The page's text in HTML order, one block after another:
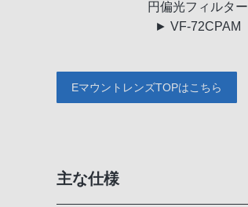
円偏光フィルター
► VF-72CPAM
EマウントレンズTOPはこちら
主な仕様